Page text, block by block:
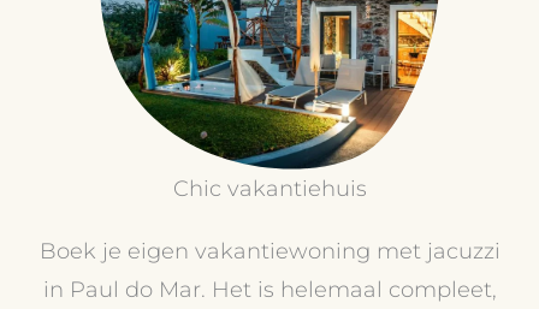
Chic vakantiehuis
Boek je eigen vakantiewoning met jacuzzi
in Paul do Mar. Het is helemaal compleet,